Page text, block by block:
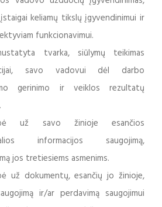
keliamų tikslų įgyvendinimui ir
funkcionavimui.
tvarka, siūlymų teikimas
savo vadovui dėl darbo
gerinimo ir veiklos rezultatų
už savo žinioje esančios
informacijos saugojimą,
jos tretiesiems asmenims.
už dokumentų, esančių jo žinioje,
ir/ar perdavimą saugojimui